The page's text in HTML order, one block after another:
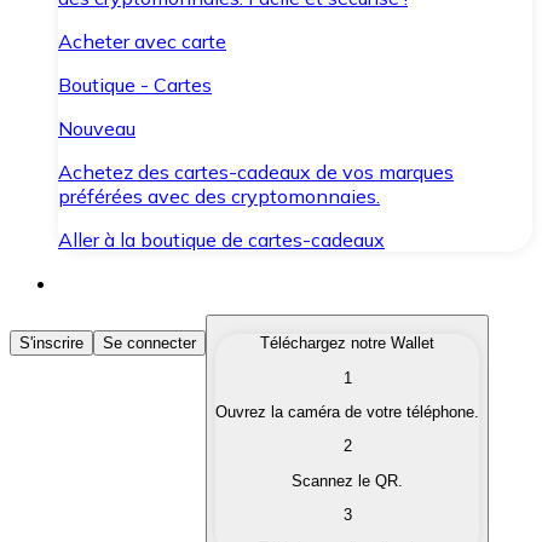
Acheter avec carte
Boutique - Cartes
Nouveau
Achetez des cartes-cadeaux de vos marques
préférées avec des cryptomonnaies.
Aller à la boutique de cartes-cadeaux
Acheter des Cryptomonnaies
Achetez les cryptomonnaies qui vous intéressent
Convertissez vos cryptomonnaies en monnaie
S'inscrire Se connecter
Téléchargez notre Wallet
1
Ouvrez la caméra de votre téléphone.
2
Scannez le QR.
3